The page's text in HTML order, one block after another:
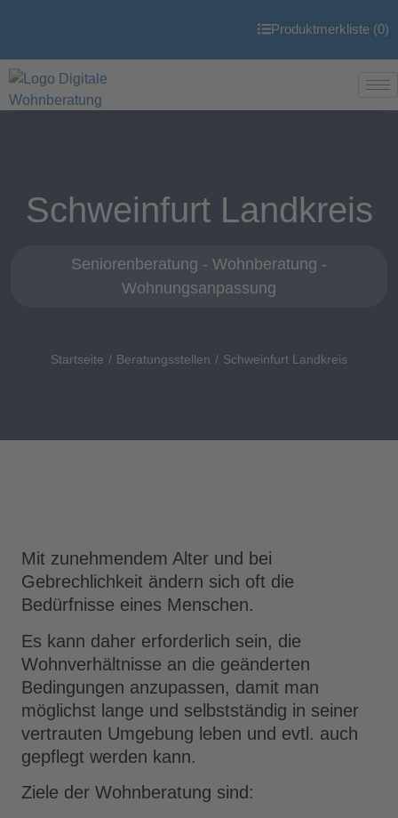
Produktmerkliste (0)
Schweinfurt Landkreis
Seniorenberatung - Wohnberatung -
Wohnungsanpassung
Startseite Beratungsstellen Schweinfurt Landkreis
Mit zunehmendem Alter und bei
Gebrechlichkeit ändern sich oft die
Bedürfnisse eines Menschen.
Es kann daher erforderlich sein, die
Wohnverhältnisse an die geänderten
Bedingungen anzupassen, damit man
möglichst lange und selbstständig in seiner
vertrauten Umgebung leben und evtl. auch
gepflegt werden kann.
Ziele der Wohnberatung sind: